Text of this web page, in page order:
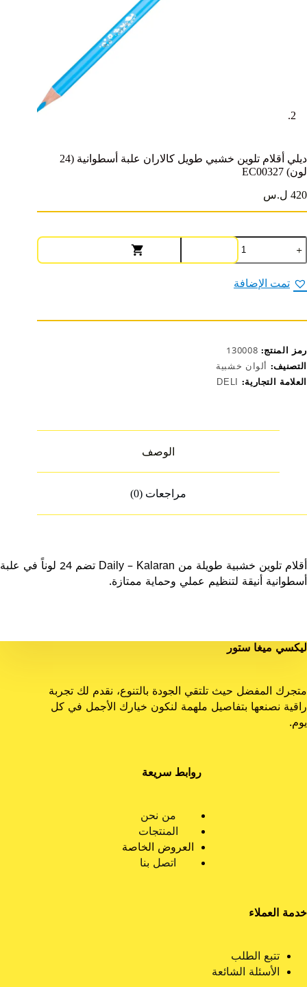
ديلي أقلام تلوين خشبي طويل كالاران علبة أسطوانية (24
لون) EC00327
420 ل.س
كمية
ديلي
أقلام
تلوين
خشبي
(24
لون)
EC00327
تمت الإضافة
رمز المنتج: 130008
التصنيف: ألوان خشبية
العلامة التجارية: DELI
الوصف
مراجعات (0)
أقلام تلوين خشبية طويلة من Daily – Kalaran تضم 24 لوناً في علبة
أسطوانية أنيقة لتنظيم عملي وحماية ممتازة.
ليكسي ميغا ستور
متجرك المفضل حيث تلتقي الجودة بالتنوع، نقدم لك تجربة
راقية نصنعها بتفاصيل ملهمة لنكون خيارك الأجمل في كل
يوم.
روابط سريعة
من نحن
المنتجات
العروض الخاصة
اتصل بنا
خدمة العملاء
تتبع الطلب
الأسئلة الشائعة